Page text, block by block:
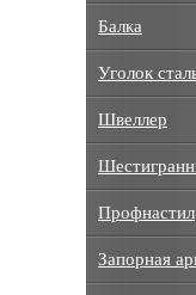
Балка
Уголок
Швеллер
Профнастил
Запорная